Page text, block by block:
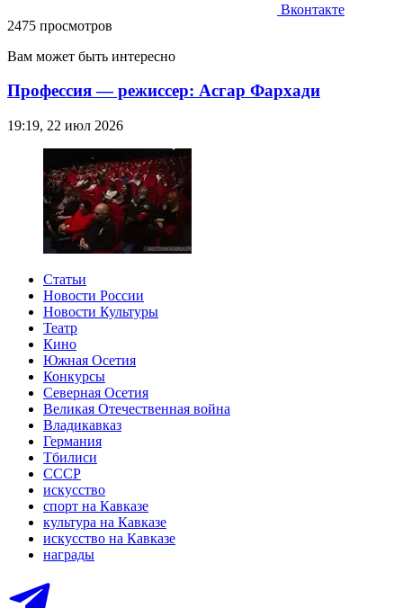
Вконтакте
2475 просмотров
Вам может быть интересно
Профессия — режиссер: Асгар Фархади
19:19, 22 июл 2026
Статьи
Новости России
Новости Культуры
Театр
Кино
Южная Осетия
Конкурсы
Северная Осетия
Великая Отечественная война
Владикавказ
Германия
Тбилиси
СССР
искусство
спорт на Кавказе
культура на Кавказе
искусство на Кавказе
награды